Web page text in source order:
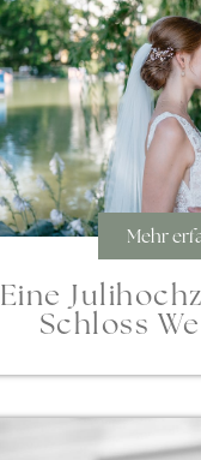
Mehr
Eine
Schloss